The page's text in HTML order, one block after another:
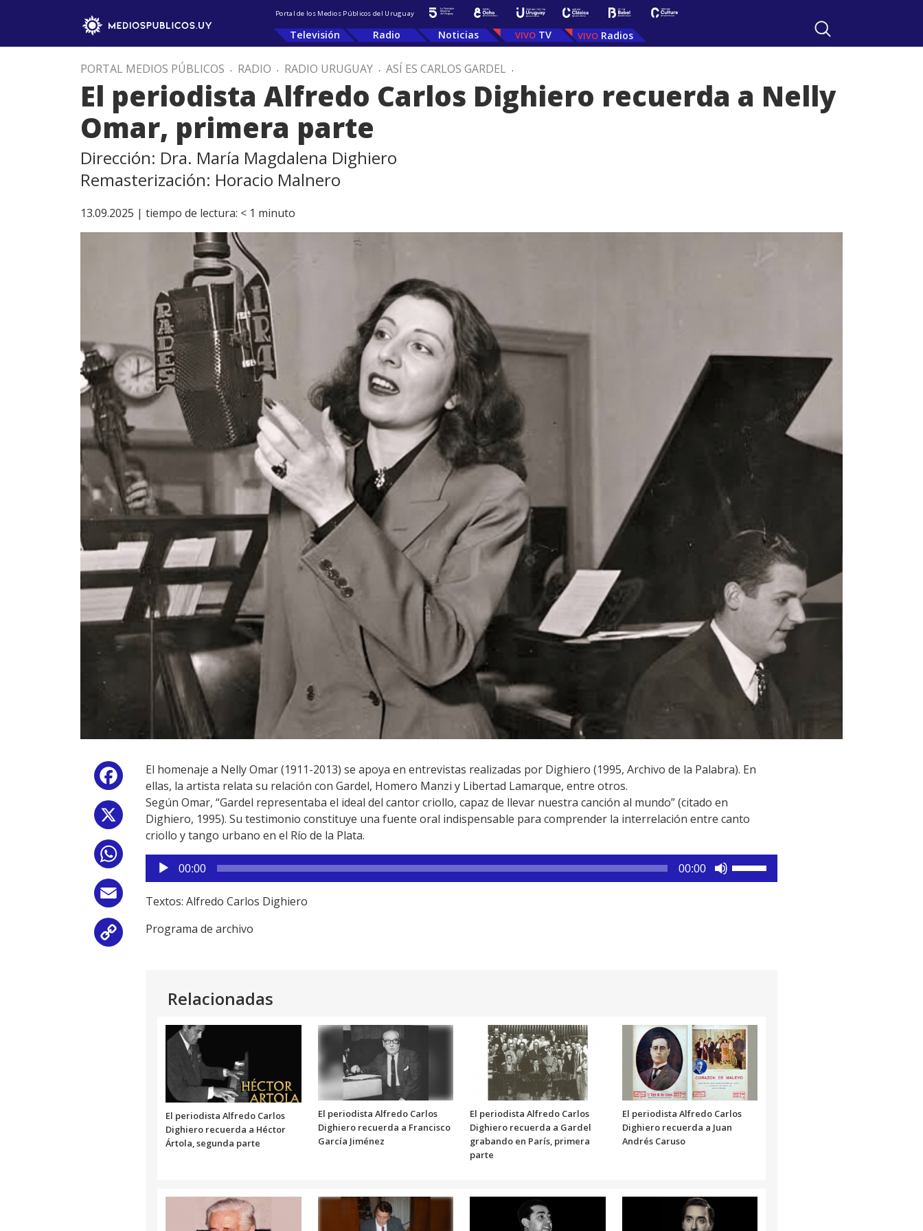
Portal de los Medios Públicos del Uruguay
Televisión Radio Noticias TV Radios
PORTAL MEDIOS PÚBLICOS . RADIO . RADIO URUGUAY . ASÍ ES CARLOS GARDEL .
El periodista Alfredo Carlos Dighiero recuerda a Nelly
Omar, primera parte
Dirección: Dra. María Magdalena Dighiero
Remasterización: Horacio Malnero
13.09.2025 | tiempo de lectura: < 1 minuto
Facebook
WhatsApp
Email
Copy
El homenaje a Nelly Omar (1911-2013) se apoya en entrevistas realizadas por Dighiero (1995, Archivo de la Palabra). En
ellas, la artista relata su relación con Gardel, Homero Manzi y Libertad Lamarque, entre otros.
Según Omar, “Gardel representaba el ideal del cantor criollo, capaz de llevar nuestra canción al mundo” (citado en
Dighiero, 1995). Su testimonio constituye una fuente oral indispensable para comprender la interrelación entre canto
criollo y tango urbano en el Río de la Plata.
Reproductor
de
audio
00:00 00:00
el
volumen.
Textos: Alfredo Carlos Dighiero
Programa de archivo
Relacionadas
El periodista Alfredo Carlos
Dighiero recuerda a Héctor
Ártola, segunda parte
El periodista Alfredo Carlos
Dighiero recuerda a Francisco
García Jiménez
El periodista Alfredo Carlos
Dighiero recuerda a Gardel
grabando en París, primera
parte
El periodista Alfredo Carlos
Dighiero recuerda a Juan
Andrés Caruso